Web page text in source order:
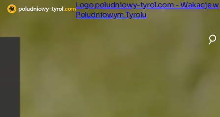
Logo poludniowy-tyrol.com - Wakacje w
Południowym Tyrolu